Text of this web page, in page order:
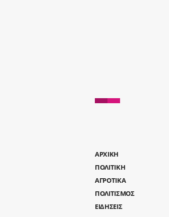
AΡΧΙΚΗ
ΠΟΛΙΤΙΚΗ
ΑΓΡΟΤΙΚΑ
ΠΟΛΙΤΙΣΜΟΣ
ΕΙΔΗΣΕΙΣ